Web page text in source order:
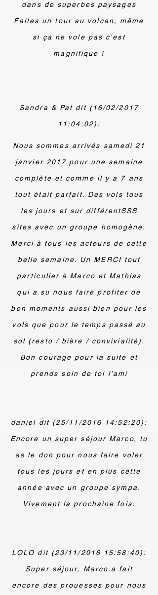
dans de superbes paysages
Faites un tour au volcan, même
si ça ne vole pas c'est
magnifique !
Sandra & Pat dit (16/02/2017
11:04:02):
Nous sommes arrivés samedi 21
janvier 2017 pour une semaine
complète et comme il y a 7 ans
tout était parfait. Des vols tous
les jours et sur différentSSS
sites avec un groupe homogène.
Merci à tous les acteurs de cette
belle semaine. Un MERCI tout
particulier à Marco et Mathias
qui a su nous faire profiter de
bon moments aussi bien pour les
vols que pour le temps passé au
sol (resto / bière / convivialité).
Bon courage pour la suite et
prends soin de toi l'ami
daniel dit (25/11/2016 14:52:20):
Encore un super séjour Marco, tu
as le don pour nous faire voler
tous les jours et en plus cette
année avec un groupe sympa.
Vivement la prochaine fois.
LOLO dit (23/11/2016 15:58:40):
Super séjour, Marco a fait
encore des prouesses pour nous